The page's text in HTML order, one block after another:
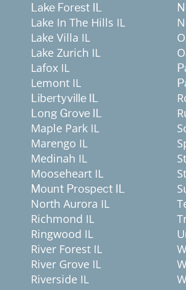
Lake Forest IL
Lake In The Hills IL
Lake Villa IL
Lake Zurich IL
Lafox IL
Lemont IL
Libertyville IL
Long Grove IL
Maple Park IL
Marengo IL
Medinah IL
Mooseheart IL
Mount Prospect IL
North Aurora IL
Richmond IL
Ringwood IL
River Forest IL
River Grove IL
Riverside IL